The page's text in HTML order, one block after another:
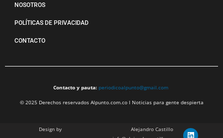
NOSOTROS
POLÍTICAS DE PRIVACIDAD
CONTACTO
Contacto y pauta: periodicoalpunto@gmail.com
© 2025 Derechos reservados Alpunto.com.co l Noticias para gente despierta
Design by
Alejandro Castillo